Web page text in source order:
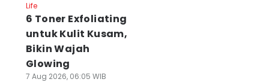
Life
6 Toner Exfoliating
untuk Kulit Kusam,
Bikin Wajah
Glowing
7 Aug 2026, 06:05 WIB